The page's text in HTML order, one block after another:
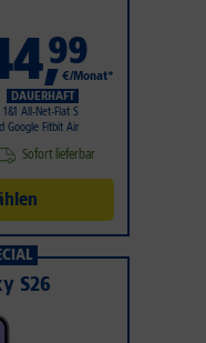
,99
€/Monat*
DAUERHAFT
1&1 All-Net-Flat S
Google Fitbit Air
Sofort lieferbar
S26